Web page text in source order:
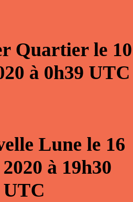
Quartierle 10
à 0h39 UTC
Lune le 16
à 19h30
UTC